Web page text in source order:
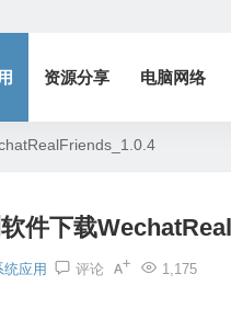
资源分享 电脑网络
件下载
统应用 评论 1,175